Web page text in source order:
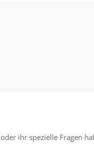
ihr spezielle Fragen